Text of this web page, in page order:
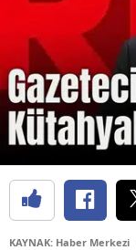
KAYNAK: Haber Merkezi